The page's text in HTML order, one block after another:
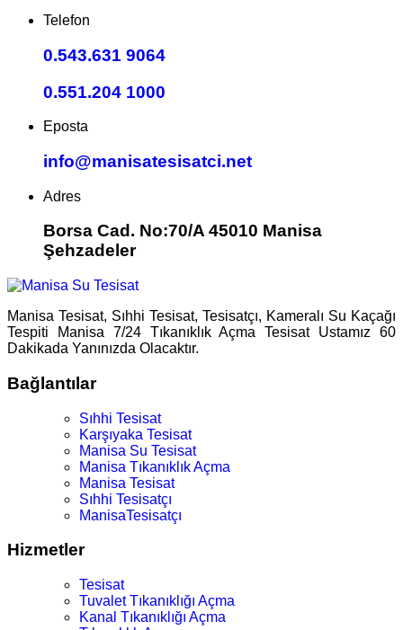
Telefon
0.543.631 9064
0.551.204 1000
Eposta
info@manisatesisatci.net
Adres
Borsa Cad. No:70/A 45010 Manisa
Şehzadeler
Manisa Tesisat, Sıhhi Tesisat, Tesisatçı, Kameralı Su Kaçağı
Tespiti Manisa 7/24 Tıkanıklık Açma Tesisat Ustamız 60
Dakikada Yanınızda Olacaktır.
Bağlantılar
Sıhhi Tesisat
Karşıyaka Tesisat
Manisa Su Tesisat
Manisa Tıkanıklık Açma
Manisa Tesisat
Sıhhi Tesisatçı
ManisaTesisatçı
Hizmetler
Tesisat
Tuvalet Tıkanıklığı Açma
Kanal Tıkanıklığı Açma